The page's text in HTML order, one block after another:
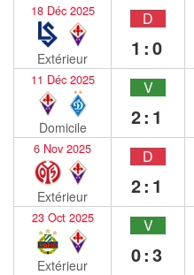
18 Déc 2025
Extérieur
D
1:0
11 Déc 2025
Domicile
V
2:1
6 Nov 2025
Extérieur
D
2:1
23 Oct 2025
Extérieur
V
0:3